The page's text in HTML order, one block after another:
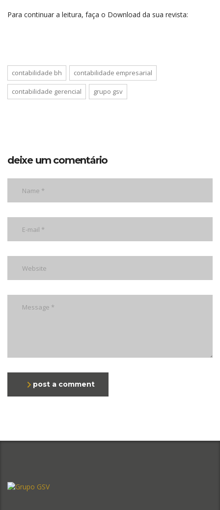
Para continuar a leitura, faça o Download da sua revista:
contabilidade bh contabilidade empresarial
contabilidade gerencial grupo gsv
deixe um comentário
post a comment